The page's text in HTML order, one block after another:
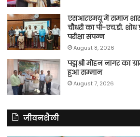
एसआरएमयू में समाज
चौधरी का पी-एच.डी.
परीक्षा संपन्न
August 8, 2026
पद्मश्री मोहन नागर का
हुआ सम्मान
August 7, 2026
जीवनशैली